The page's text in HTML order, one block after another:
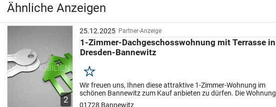
Ähnliche Anzeigen
2
25.12.2025 Partner-Anzeige
1-Zimmer-Dachgeschosswohnung mit Terrasse in
Dresden-Bannewitz
Merken
Wir freuen uns, Ihnen diese attraktive 1-Zimmer-Wohnung im
schönen Bannewitz zum Kauf anbieten zu dürfen. Die Wohnung
befindet sich im Dachgeschoss eines gepflegten
01728 Bannewitz